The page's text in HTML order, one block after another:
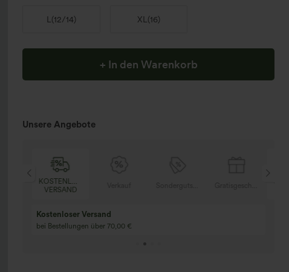
L (12/14) XL (16)
+ In den Warenkorb
Unsere Angebote
KOSTENLOSER
VERSAND
Kostenloser Versand
bei Bestellungen über 70,00 €